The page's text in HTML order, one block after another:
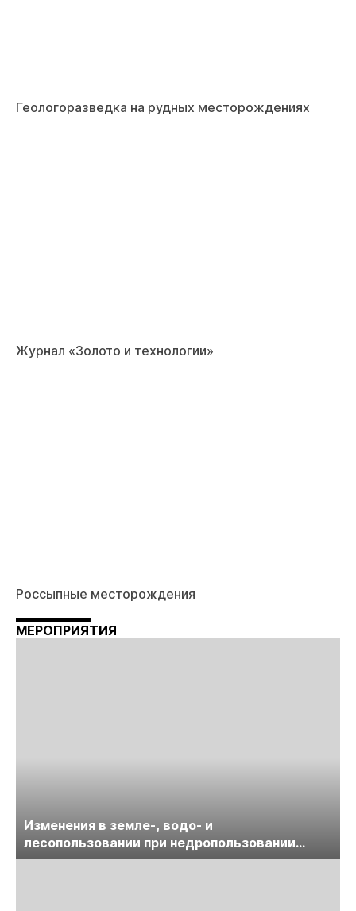
Геологоразведка на рудных месторождениях
Журнал «Золото и технологии»
Россыпные месторождения
МЕРОПРИЯТИЯ
Изменения в земле-, водо- и
лесопользовании при недропользовании
обсудят на семинаре «ПравоТЭК»